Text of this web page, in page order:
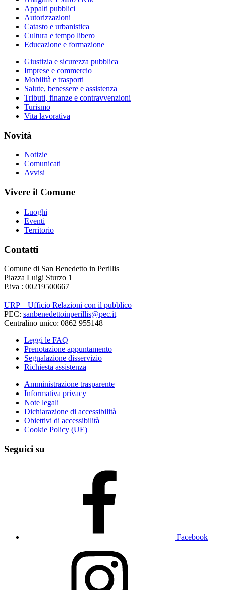
Appalti pubblici
Autorizzazioni
Catasto e urbanistica
Cultura e tempo libero
Educazione e formazione
Giustizia e sicurezza pubblica
Imprese e commercio
Mobilità e trasporti
Salute, benessere e assistenza
Tributi, finanze e contravvenzioni
Turismo
Vita lavorativa
Novità
Notizie
Comunicati
Avvisi
Vivere il Comune
Luoghi
Eventi
Territorio
Contatti
Comune di San Benedetto in Perillis
Piazza Luigi Sturzo 1
P.iva : 00219500667
URP – Ufficio Relazioni con il pubblico
PEC: sanbenedettoinperillis@pec.it
Centralino unico: 0862 955148
Leggi le FAQ
Prenotazione appuntamento
Segnalazione disservizio
Richiesta assistenza
Amministrazione trasparente
Informativa privacy
Note legali
Dichiarazione di accessibilità
Obiettivi di accessibilità
Cookie Policy (UE)
Seguici su
Facebook